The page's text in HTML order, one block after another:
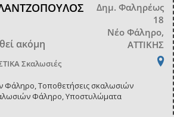
ακόμη
Σκαλωσιές
Δημ. Φαληρέως
18
Νέο Φάληρο,
ΑΤΤΙΚΗΣ
Φάληρο, Τοποθετήσεις σκαλωσιών
Φάληρο, Υποστυλώματα